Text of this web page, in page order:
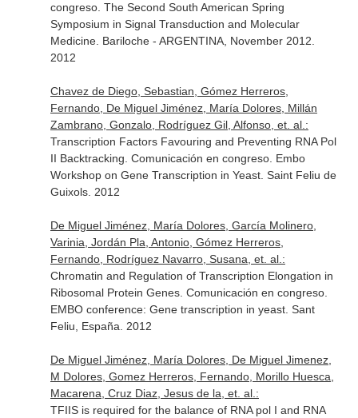
congreso. The Second South American Spring
Symposium in Signal Transduction and Molecular
Medicine. Bariloche - ARGENTINA, November 2012.
2012
Chavez de Diego, Sebastian, Gómez Herreros,
Fernando, De Miguel Jiménez, María Dolores, Millán
Zambrano, Gonzalo, Rodríguez Gil, Alfonso, et. al.:
Transcription Factors Favouring and Preventing RNA Pol
II Backtracking. Comunicación en congreso. Embo
Workshop on Gene Transcription in Yeast. Saint Feliu de
Guixols. 2012
De Miguel Jiménez, María Dolores, García Molinero,
Varinia, Jordán Pla, Antonio, Gómez Herreros,
Fernando, Rodríguez Navarro, Susana, et. al.:
Chromatin and Regulation of Transcription Elongation in
Ribosomal Protein Genes. Comunicación en congreso.
EMBO conference: Gene transcription in yeast. Sant
Feliu, España. 2012
De Miguel Jiménez, María Dolores, De Miguel Jimenez,
M Dolores, Gomez Herreros, Fernando, Morillo Huesca,
Macarena, Cruz Diaz, Jesus de la, et. al.:
TFIIS is required for the balance of RNA pol I and RNA